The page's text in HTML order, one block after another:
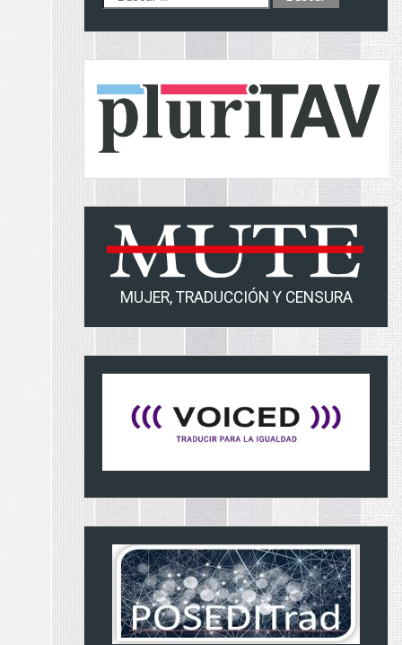
MUJER, TRADUCCIÓN Y CENSURA